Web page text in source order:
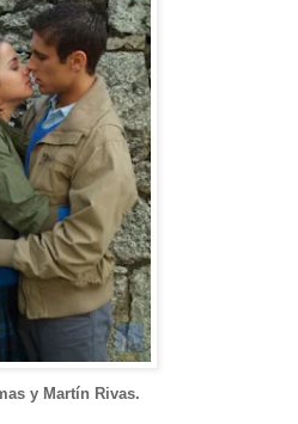
y Martín Rivas.